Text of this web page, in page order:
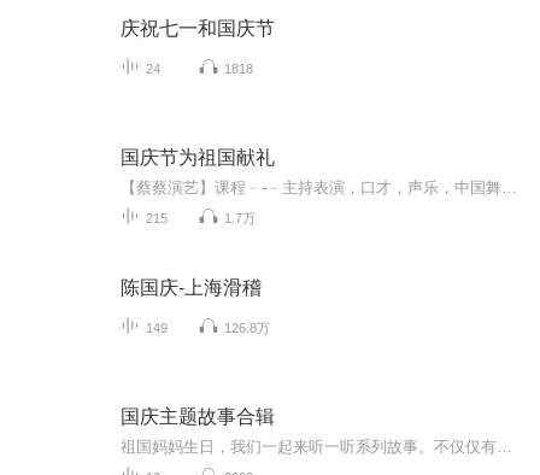
庆祝七一和国庆节
24 1818
国庆节为祖国献礼
215 1.7万
陈国庆-上海滑稽
149 126.8万
国庆主题故事合辑